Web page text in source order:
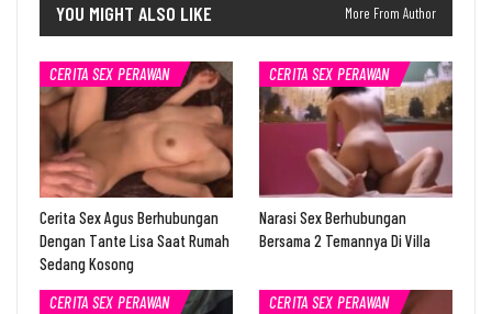
YOU MIGHT ALSO LIKE More From Author
CERITA SEX PERAWAN
Cerita Sex Agus Berhubungan
Dengan Tante Lisa Saat Rumah
Sedang Kosong
CERITA SEX PERAWAN
Narasi Sex Berhubungan
Bersama 2 Temannya Di Villa
CERITA SEX PERAWAN CERITA SEX PERAWAN